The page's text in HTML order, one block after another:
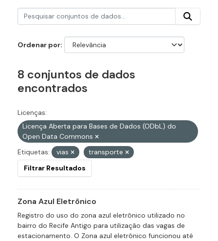
Ordenar por
8 conjuntos de dados
encontrados
Licenças:
Licença Aberta para Bases de Dados (ODbL) do
Open Data Commons
Etiquetas:
vias
transporte
Filtrar Resultados
Zona Azul Eletrônico
Registro do uso do zona azul eletrônico utilizado no
bairro do Recife Antigo para utilização das vagas de
estacionamento. O Zona azul eletrônico funcionou até